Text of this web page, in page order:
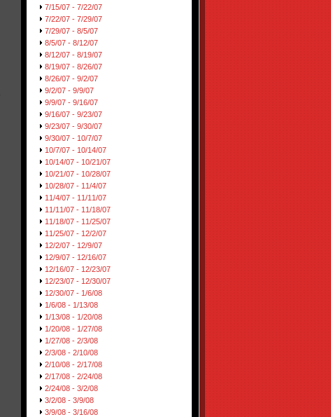
7/15/07 - 7/22/07
7/22/07 - 7/29/07
7/29/07 - 8/5/07
8/5/07 - 8/12/07
8/12/07 - 8/19/07
8/19/07 - 8/26/07
8/26/07 - 9/2/07
9/2/07 - 9/9/07
9/9/07 - 9/16/07
9/16/07 - 9/23/07
9/23/07 - 9/30/07
9/30/07 - 10/7/07
10/7/07 - 10/14/07
10/14/07 - 10/21/07
10/21/07 - 10/28/07
10/28/07 - 11/4/07
11/4/07 - 11/11/07
11/11/07 - 11/18/07
11/18/07 - 11/25/07
11/25/07 - 12/2/07
12/2/07 - 12/9/07
12/9/07 - 12/16/07
12/16/07 - 12/23/07
12/23/07 - 12/30/07
12/30/07 - 1/6/08
1/6/08 - 1/13/08
1/13/08 - 1/20/08
1/20/08 - 1/27/08
1/27/08 - 2/3/08
2/3/08 - 2/10/08
2/10/08 - 2/17/08
2/17/08 - 2/24/08
2/24/08 - 3/2/08
3/2/08 - 3/9/08
3/9/08 - 3/16/08